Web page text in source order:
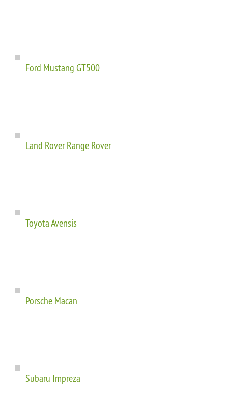
Ford Mustang GT500
Land Rover Range Rover
Toyota Avensis
Porsche Macan
Subaru Impreza